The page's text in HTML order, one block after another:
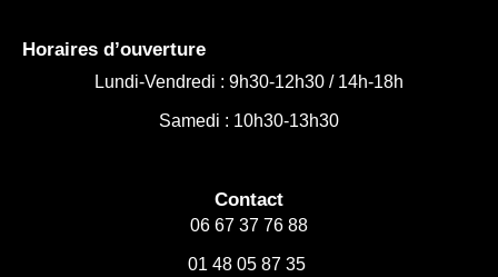
Horaires d’ouverture
Lundi-Vendredi : 9h30-12h30 / 14h-18h
Samedi : 10h30-13h30
Contact
06 67 37 76 88
01 48 05 87 35